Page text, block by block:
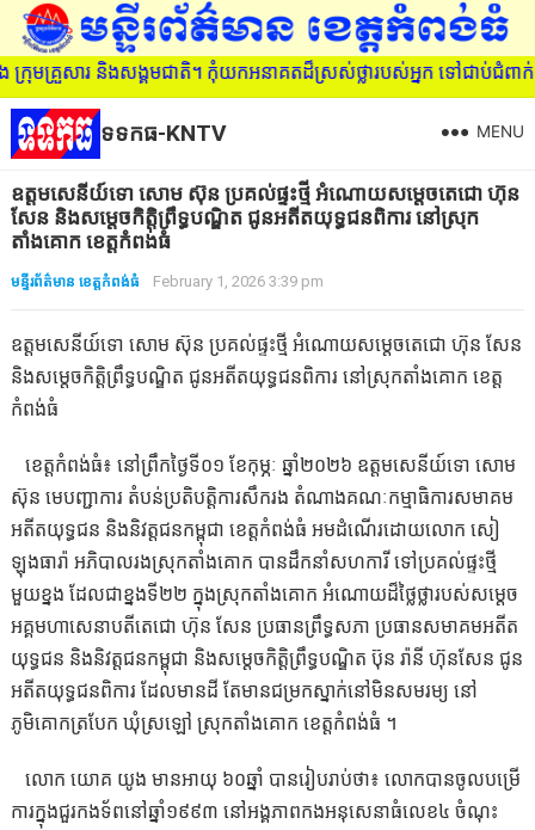
និងសង្គមជាតិ។ កុំយកអនាគតដ៏ស្រស់ថ្លារបស់អ្នក ទៅជាប់ជំពាក់នឹ
ទទកធ-KNTV MENU
ឧត្ដមសេនីយ៍ទោ សោម ស៊ុន ប្រគល់ផ្ទះថ្មី​ អំណោយសម្តេចតេជោ ហ៊ុន
សែន និងសម្តេចកិត្តិព្រឹទ្ធបណ្ឌិត​ ជូនអតីតយុទ្ធជនពិការ នៅស្រុក
តាំងគោក ខេត្តកំពង់ធំ
មន្ទីរព័ត៌មាន ខេត្តកំពង់ធំ February 1, 2026 3:39 pm
ឧត្ដមសេនីយ៍ទោ សោម ស៊ុន ប្រគល់ផ្ទះថ្មី​ អំណោយសម្តេចតេជោ ហ៊ុន សែន
និងសម្តេចកិត្តិព្រឹទ្ធបណ្ឌិត​ ជូនអតីតយុទ្ធជនពិការ នៅស្រុកតាំងគោក ខេត្ត
កំពង់ធំ
ខេត្តកំពង់ធំ៖ នៅព្រឹកថ្ងៃទី០១ ខែកុម្ភៈ ឆ្នាំ២០២៦ ឧត្តមសេនីយ៍ទោ សោម
ស៊ុន មេបញ្ជាការ តំបន់ប្រតិបត្តិការសឹករង តំណាងគណៈកម្មាធិការសមាគម
អតីតយុទ្ធជន និងនិវត្តជនកម្ពុជា ខេត្តកំពង់ធំ អមដំណើរ​ដោយ​លោក ​សៀ​
ឡុង​ធារ៉ា​ អភិបាល​រង​ស្រុក​តាំង​គោក​ បានដឹកនាំសហការី ទៅប្រគល់ផ្ទះថ្មី
មួយខ្នង ដែលជាខ្នងទី២២ ក្នុងស្រុកតាំងគោក អំណោយដ៏ថ្លៃថ្លារបស់សម្ដេច
អគ្គមហាសេនាបតីតេជោ ហ៊ុន សែន ប្រធានព្រឹទ្ធសភា ប្រធានសមាគមអតីត
យុទ្ធជន និងនិវត្តជនកម្ពុជា និងសម្ដេចកិត្តិព្រឹទ្ធបណ្ឌិត ប៊ុន រ៉ានី ហ៊ុនសែន ជូន
អតីតយុទ្ធជនពិការ​ ដែល​មានដី តែមានជម្រកស្នាក់នៅមិនសមរម្យ នៅ
ភូមិគោកត្របែក ឃុំស្រឡៅ ស្រុកតាំងគោក ខេត្តកំពង់ធំ ។
លោក យោគ យូង មានអាយុ ៦០ឆ្នាំ បានរៀបរាប់ថា៖ លោកបានចូលបម្រើ
ការក្នុងជួរកងទ័ពនៅឆ្នាំ១៩៩៣ នៅអង្គភាពកងអនុសេនាធំលេខ៤ ចំណុះ